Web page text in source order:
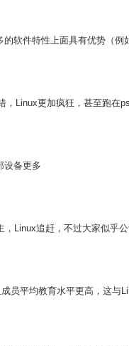
的软件特性上面具有优势（
，Linux更加疯狂，甚至跑在
设备更多
，Linux追赶，不过大家似乎
员平均教育水平更高，这与